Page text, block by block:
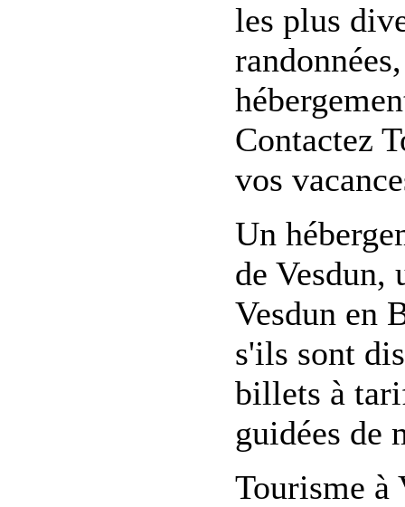
les plus
Contactez
vos
Un
de Vesdun,
Vesdun en
s'ils sont
billets à
guidées de
Tourisme à